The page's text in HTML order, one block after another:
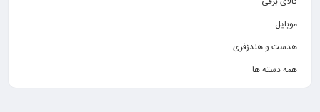
موبایل
هدست و هندزفری
همه دسته ها